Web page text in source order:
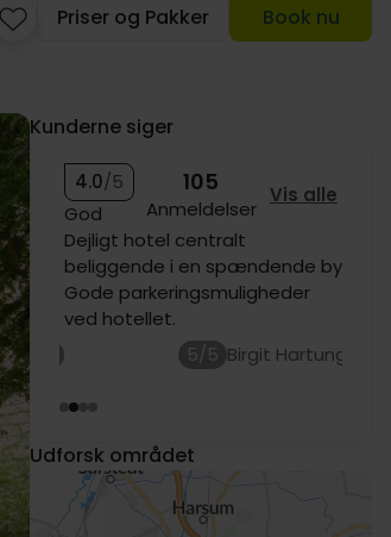
Priser og Pakker
Book nu
Kunderne siger
4.0/5
God
105
Anmeldelser
Vis alle
Dejligt hotel centralt
beliggende i en spændende by.
Gode parkeringsmuligheder
ved hotellet.
5/5 Birgit Hartung
Udforsk området
549,-